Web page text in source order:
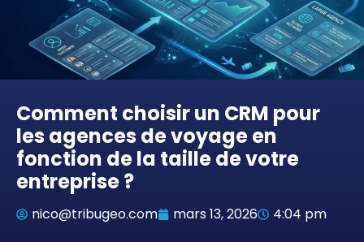
Comment choisir un CRM pour
les agences de voyage en
fonction de la taille de votre
entreprise ?
nico@tribugeo.com mars 13, 2026 4:04 pm